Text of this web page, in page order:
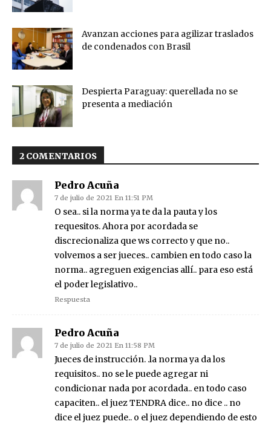
Avanzan acciones para agilizar traslados
de condenados con Brasil
Despierta Paraguay: querellada no se
presenta a mediación
2 COMENTARIOS
Pedro Acuña
7 de julio de 2021 En 11:51 PM
O sea.. si la norma ya te da la pauta y los
requesitos. Ahora por acordada se
discrecionaliza que ws correcto y que no..
volvemos a ser jueces.. cambien en todo caso la
norma.. agreguen exigencias allí.. para eso está
el poder legislativo..
Respuesta
Pedro Acuña
7 de julio de 2021 En 11:58 PM
Jueces de instrucción. .la norma ya da los
requisitos.. no se le puede agregar ni
condicionar nada por acordada.. en todo caso
capaciten.. el juez TENDRA dice.. no dice .. no
dice el juez puede.. o el juez dependiendo de esto